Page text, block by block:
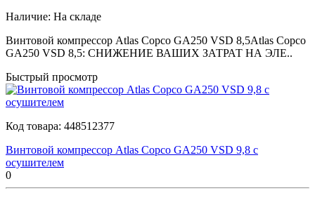
Наличие: На складе
Винтовой компрессор Atlas Copco GA250 VSD 8,5Atlas Copco
GA250 VSD 8,5: СНИЖЕНИЕ ВАШИХ ЗАТРАТ НА ЭЛЕ..
Быстрый просмотр
Код товара: 448512377
Винтовой компрессор Atlas Copco GA250 VSD 9,8 с
осушителем
0